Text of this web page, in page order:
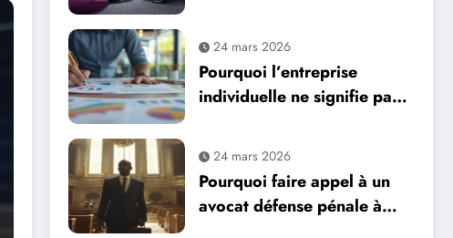
véritable levier de
performance ?
24 mars 2026
Pourquoi l’entreprise
individuelle ne signifie pas
recrutement
24 mars 2026
Pourquoi faire appel à un
avocat défense pénale à